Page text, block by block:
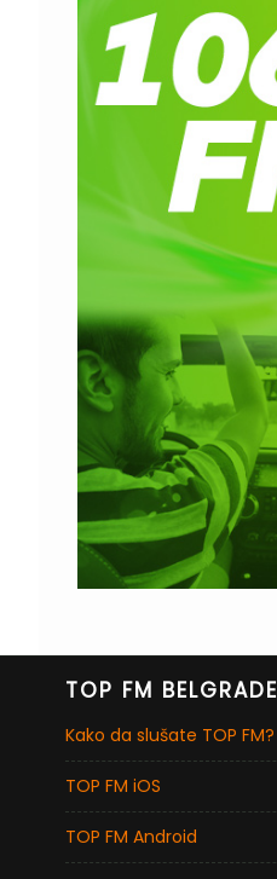
TOP FM BELGRADE
Kako da slušate TOP FM?
TOP FM iOS
TOP FM Android